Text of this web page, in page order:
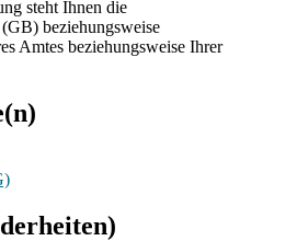
steht Ihnen die
beziehungsweise
Amtes beziehungsweise Ihrer